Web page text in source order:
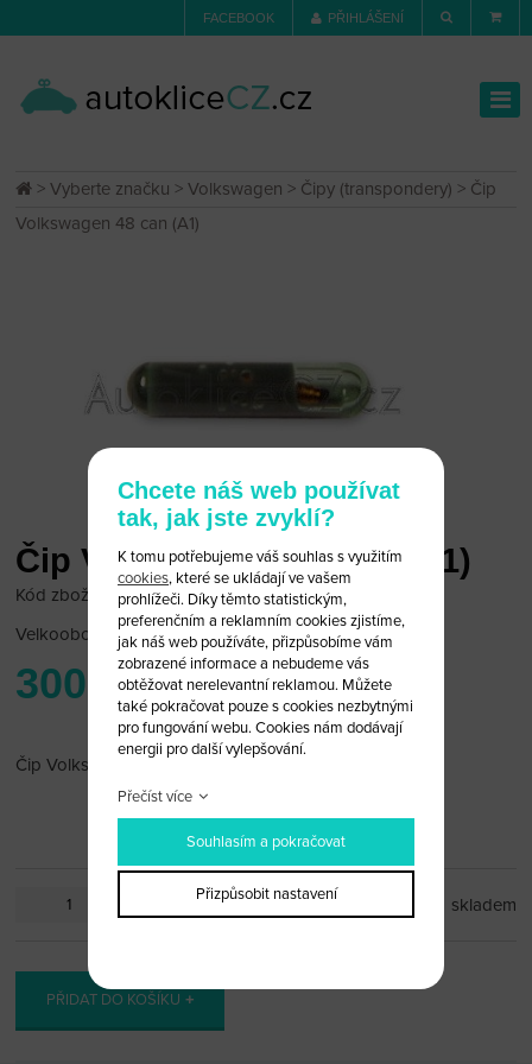
FACEBOOK PŘIHLÁŠENÍ
>Vyberte značku >Volkswagen > Čipy (transpondery) > Čip
Volkswagen 48 can (A1)
Čip Volkswagen 48 can (A1)
Kód zboží: Čip Volkswagen 48 can (A1)
Velkoobchodní cena:po přihlášení
300 Kč
Čip Volkswagen 48 can (A1)
skladem
PŘIDAT DO KOŠÍKU
Chcete náš web používat
tak, jak jste zvyklí?
K tomu potřebujeme váš souhlas s využitím
cookies, které se ukládají ve vašem
prohlížeči. Díky těmto statistickým,
preferenčním a reklamním cookies zjistíme,
jak náš web používáte, přizpůsobíme vám
zobrazené informace a nebudeme vás
obtěžovat nerelevantní reklamou. Můžete
také pokračovat pouze s cookies nezbytnými
pro fungování webu. Cookies nám dodávají
energii pro další vylepšování.
Přečíst více
Souhlasím a pokračovat
Přizpůsobit nastavení